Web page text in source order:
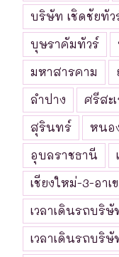
บริษัท เชิดชัยทัว
บุษราคัมทัวร์
มหาสารคาม
ลำปาง
ศรีสะ
สุรินทร์
หนอ
อุบลราชธานี
เชียงใหม่-3-อาเ
เวลาเดินรถบริ
เวลาเดินรถบริ